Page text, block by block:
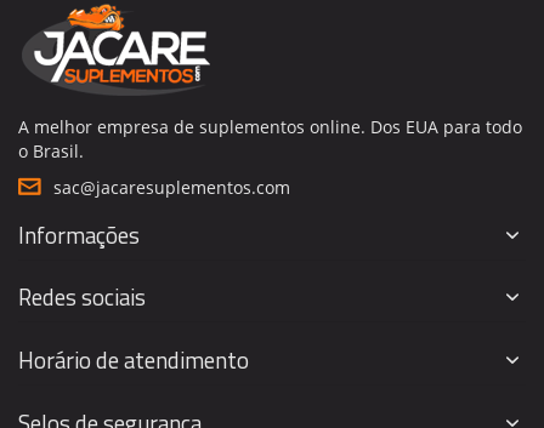
A melhor empresa de suplementos online. Dos EUA para todo
o Brasil.
sac@jacaresuplementos.com
Informações
Redes sociais
Horário de atendimento